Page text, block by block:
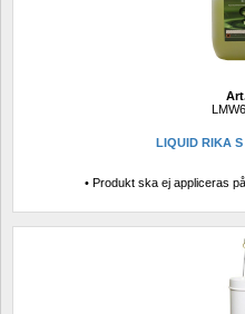
LIQUID RIKA
• Produkt ska ej appliceras